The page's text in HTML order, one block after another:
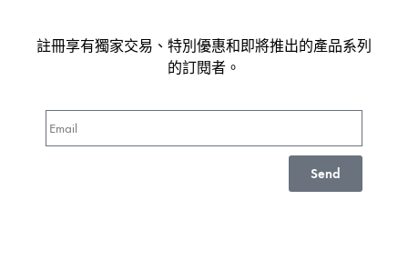
註冊享有獨家交易、特別優惠和即將推出的產品系列
的訂閱者。
Send